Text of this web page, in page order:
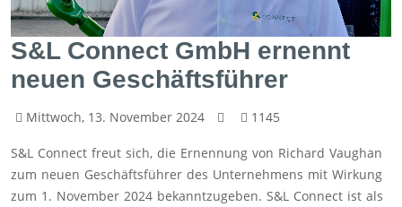
S&L Connect GmbH ernennt
neuen Geschäftsführer
Mittwoch, 13. November 2024 1145
S&L Connect freut sich, die Ernennung von Richard Vaughan
zum neuen Geschäftsführer des Unternehmens mit Wirkung
zum 1. November 2024 bekanntzugeben. S&L Connect ist als